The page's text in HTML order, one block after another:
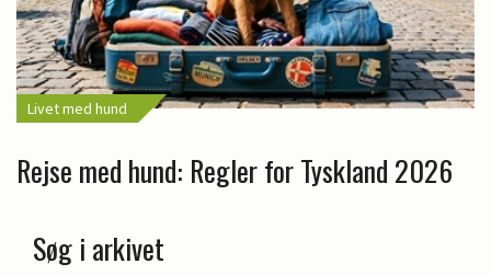
Livet med hund
Rejse med hund: Regler for Tyskland 2026
Søg i arkivet